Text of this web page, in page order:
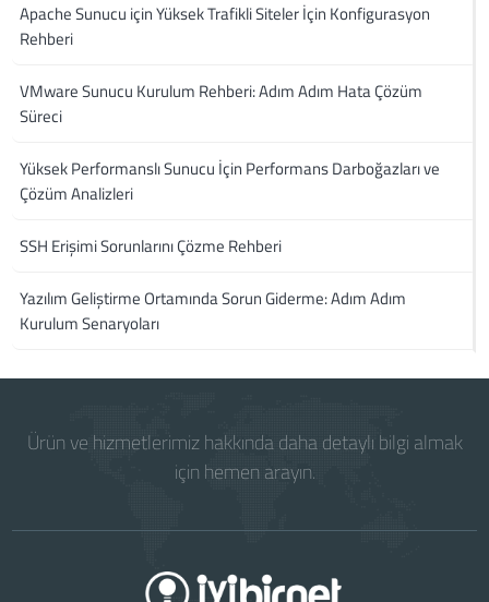
Apache Sunucu için Yüksek Trafikli Siteler İçin Konfigurasyon
Rehberi
VMware Sunucu Kurulum Rehberi: Adım Adım Hata Çözüm
Süreci
Yüksek Performanslı Sunucu İçin Performans Darboğazları ve
Çözüm Analizleri
SSH Erişimi Sorunlarını Çözme Rehberi
Yazılım Geliştirme Ortamında Sorun Giderme: Adım Adım
Kurulum Senaryoları
Ürün ve hizmetlerimiz hakkında daha detaylı bilgi almak
için hemen arayın.